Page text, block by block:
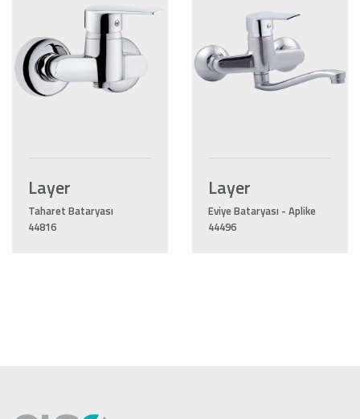
Layer
Taharet Bataryası
44816
Layer
Eviye Bataryası - Aplike
44496